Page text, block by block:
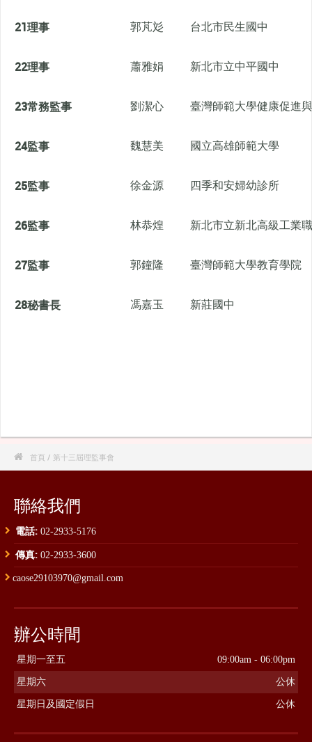
21理事 郭芃彣 台北市民生國中
22理事 蕭雅娟 新北市立中平國中
23常務監事 劉潔心 臺灣師範大學健康促進
24監事 魏慧美 國立高雄師範大學
25監事 徐金源 四季和安婦幼診所
26監事 林恭煌 新北市立新北高級工業
27監事 郭鐘隆 臺灣師範大學教育學院
28秘書長 馮嘉玉 新莊國中
 首頁 / 第十三屆理監事會
聯絡我們
電話: 02-2933-5176
傳真: 02-2933-3600
caose29103970@gmail.com
辦公時間
星期一至五 09:00am - 06:00pm
星期六 公休
星期日及國定假日 公休